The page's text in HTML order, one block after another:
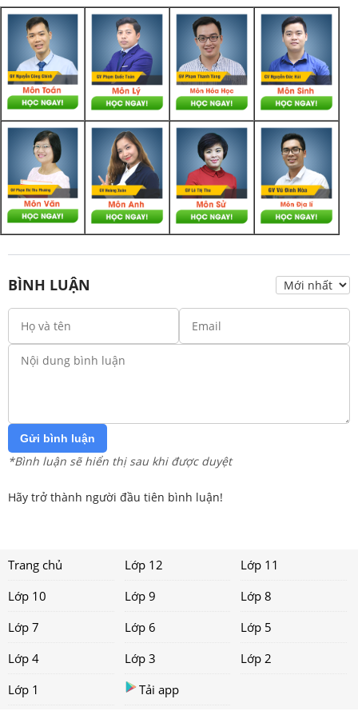
BÌNH LUẬN
Gửi bình luận
*Bình luận sẽ hiển thị sau khi được duyệt
Hãy trở thành người đầu tiên bình luận!
Trang chủ Lớp 12
Lớp 11
Lớp 10
Lớp 9
Lớp 8
Lớp 7
Lớp 6
Lớp 5
Lớp 4
Lớp 3
Lớp 2
Lớp 1
Tải app